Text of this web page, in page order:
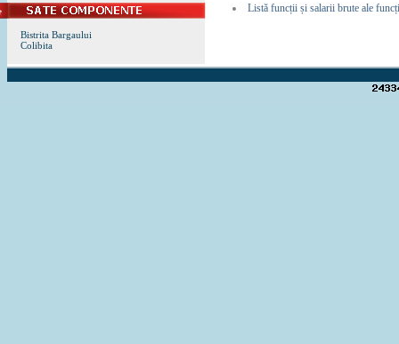
Bistrita Bargaului
Colibita
Listă funcții și salarii brute ale